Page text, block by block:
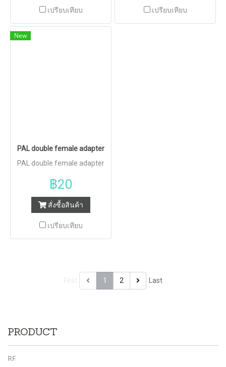
เปรียบเทียบ เปรียบเทียบ
New
PAL double female adapter
PAL double female adapter
฿20
สั่งซื้อสินค้า
เปรียบเทียบ
1 2 Last
PRODUCT
RF